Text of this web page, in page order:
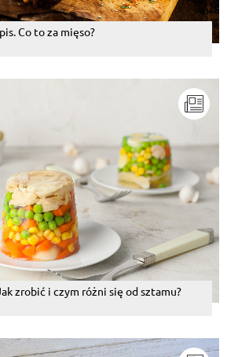
Co to za mięso?
zrobić i czym różni się od sztamu?